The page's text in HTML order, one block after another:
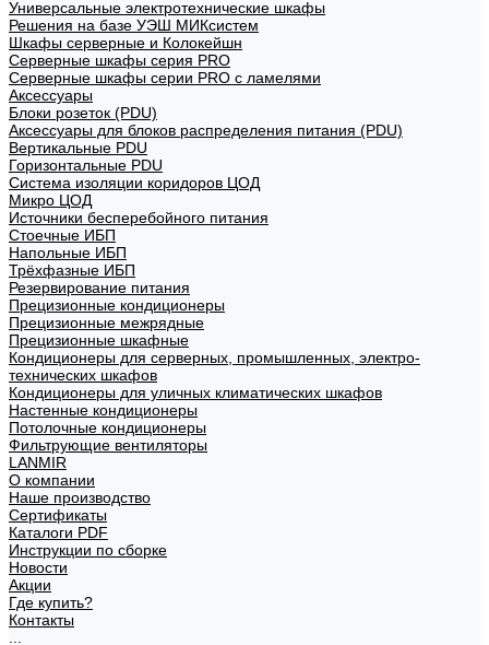
Универсальные электротехнические шкафы
Решения на базе УЭШ МИКсистем
Шкафы серверные и Колокейшн
Серверные шкафы серия PRO
Серверные шкафы серии PRO с ламелями
Аксессуары
Блоки розеток (PDU)
Аксессуары для блоков распределения питания (PDU)
Вертикальные PDU
Горизонтальные PDU
Система изоляции коридоров ЦОД
Микро ЦОД
Источники бесперебойного питания
Стоечные ИБП
Напольные ИБП
Трёхфазные ИБП
Резервирование питания
Прецизионные кондиционеры
Прецизионные межрядные
Прецизионные шкафные
Кондиционеры для серверных, промышленных, электро-
технических шкафов
Кондиционеры для уличных климатических шкафов
Настенные кондиционеры
Потолочные кондиционеры
Фильтрующие вентиляторы
LANMIR
О компании
Наше производство
Сертификаты
Каталоги PDF
Инструкции по сборке
Новости
Акции
Где купить?
Контакты